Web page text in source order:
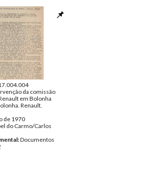
da comissão
em Bolonha
Renault.
de 1970
do Carmo/Carlos
Documentos